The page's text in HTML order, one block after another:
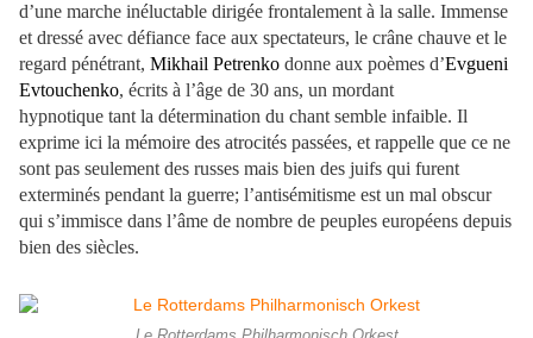
d’une marche inéluctable dirigée frontalement à la salle. Immense
et dressé avec défiance face aux spectateurs, le crâne chauve et le
regard pénétrant, Mikhail Petrenko donne aux poèmes d’Evgueni
Evtouchenko, écrits à l’âge de 30 ans, un mordant
hypnotique tant la détermination du chant semble infaible. Il
exprime ici la mémoire des atrocités passées, et rappelle que ce ne
sont pas seulement des russes mais bien des juifs qui furent
exterminés pendant la guerre; l’antisémitisme est un mal obscur
qui s’immisce dans l’âme de nombre de peuples européens depuis
bien des siècles.